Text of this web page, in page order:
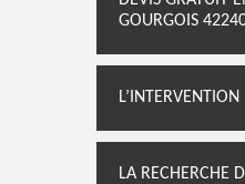
GOURGOIS
LA RECHERCHE